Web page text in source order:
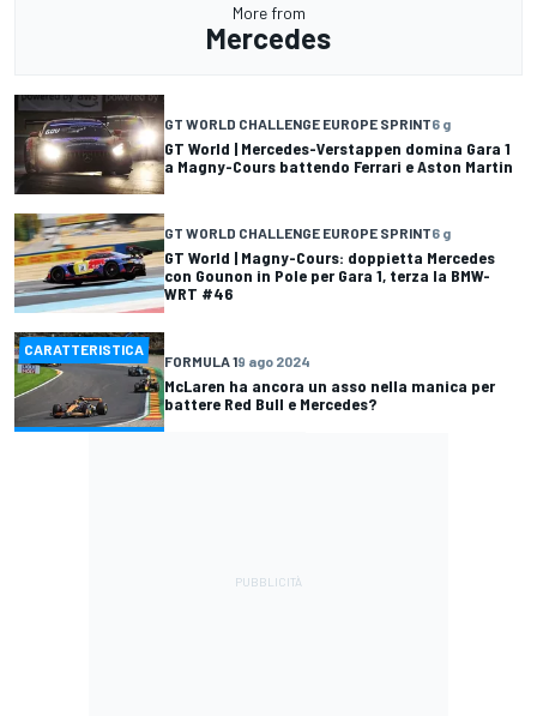
More from
Mercedes
GT WORLD CHALLENGE EUROPE SPRINT6 g
GT World | Mercedes-Verstappen domina Gara 1
a Magny-Cours battendo Ferrari e Aston Martin
GT WORLD CHALLENGE EUROPE SPRINT6 g
GT World | Magny-Cours: doppietta Mercedes
con Gounon in Pole per Gara 1, terza la BMW-
WRT #46
CARATTERISTICA
FORMULA 19 ago 2024
McLaren ha ancora un asso nella manica per
battere Red Bull e Mercedes?